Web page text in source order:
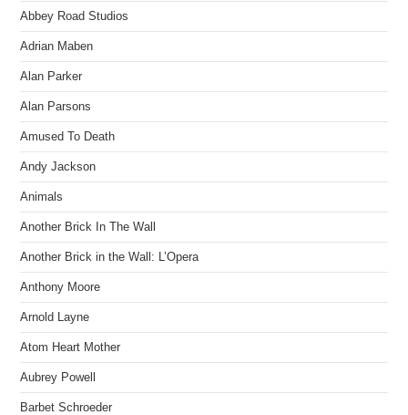
Abbey Road Studios
Adrian Maben
Alan Parker
Alan Parsons
Amused To Death
Andy Jackson
Animals
Another Brick In The Wall
Another Brick in the Wall: L’Opera
Anthony Moore
Arnold Layne
Atom Heart Mother
Aubrey Powell
Barbet Schroeder